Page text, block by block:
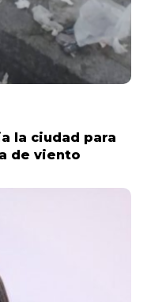
la ciudad para
de viento